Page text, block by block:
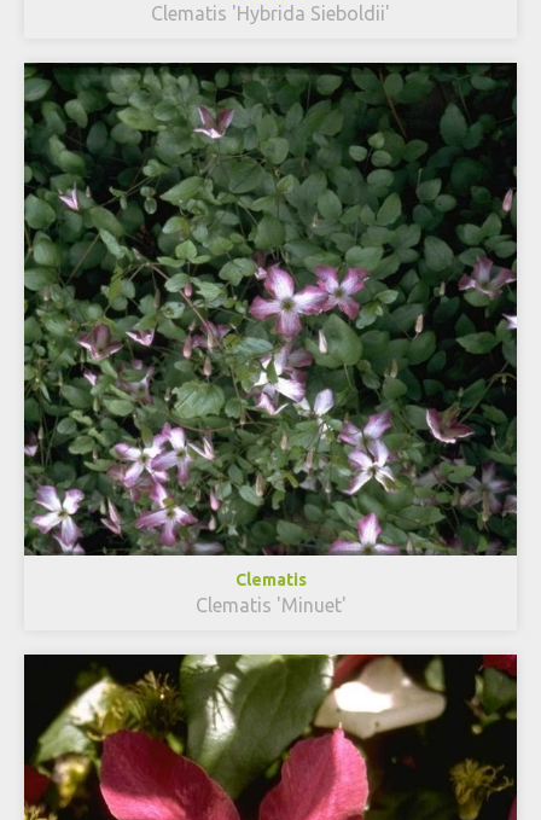
Clematis 'Hybrida Sieboldii'
Clematis
Clematis 'Minuet'